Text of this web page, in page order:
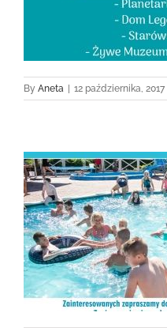
By Aneta 12 października, 2017